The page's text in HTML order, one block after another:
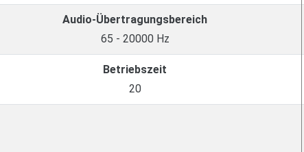
Audio-Übertragungsbereich
65 - 20000 Hz
Betriebszeit
20